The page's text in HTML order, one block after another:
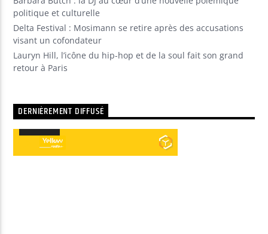
politique et culturelle
Delta Festival : Mosimann se retire après des accusations
visant un cofondateur
Lauryn Hill, l’icône du hip-hop et de la soul fait son grand
retour à Paris
DERNIÈREMENT DIFFUSÉ
Lecteur
audio